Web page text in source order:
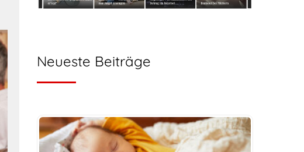
Neueste Beiträge